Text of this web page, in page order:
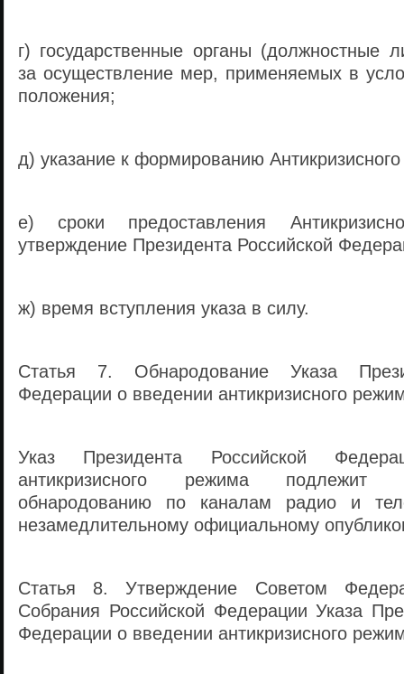
г) государственные органы (должностные
за осуществление мер, применяемых в
положения;
д) указание к формированию Антикризисного
е) сроки предоставления
утверждение Президента Российской
ж) время вступления указа в силу.
Статья 7. Обнародование Указа
Федерации о введении антикризисного
Указ Президента Российской
антикризисного режима подлежит
обнародованию по каналам радио и
незамедлительному официальному
Статья 8. Утверждение Советом
Собрания Российской Федерации Указа
Федерации о введении антикризисного